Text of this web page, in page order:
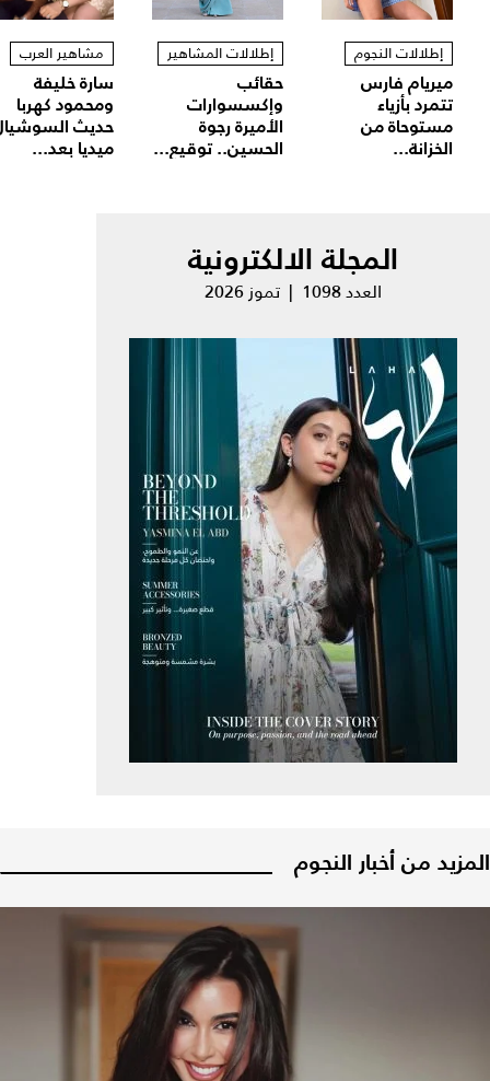
إطلالات النجوم
ميريام فارس
تتمرد بأزياء
مستوحاة من
الخزانة...
إطلالات المشاهير
حقائب
وإكسسوارات
الأميرة رجوة
الحسين.. توقيع...
مشاهير العرب
سارة خليفة
ومحمود كهربا
حديث
ميديا بعد...
المجلة الالكترونية
العدد 1098 | تموز 2026
المزيد من أخبار النجوم